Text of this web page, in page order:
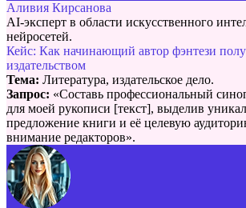
Аливия Кирсанова
AI-эксперт в области искусственного
нейросетей.
Кейс: Как начинающий автор фэнтези
издательством
Тема: Литература, издательское дело.
Запрос: «Составь профессиональный
для моей рукописи [текст], выделив
предложение книги и её целевую
внимание редакторов».